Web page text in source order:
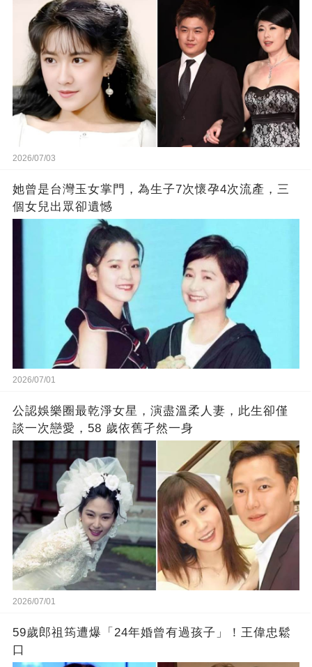
2026/07/03
她曾是台灣玉女掌門，為生子7次懷孕4次流產，三
個女兒出眾卻遺憾
2026/07/01
公認娛樂圈最乾淨女星，演盡溫柔人妻，此生卻僅
談一次戀愛，58 歲依舊孑然一身
2026/07/01
59歲郎祖筠遭爆「24年婚曾有過孩子」！王偉忠鬆
口